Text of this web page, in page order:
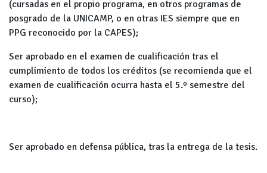
(cursadas en el propio programa, en otros programas de
posgrado de la UNICAMP, o en otras IES siempre que en
PPG reconocido por la CAPES);
Ser aprobado en el examen de cualificación tras el
cumplimiento de todos los créditos (se recomienda que el
examen de cualificación ocurra hasta el 5.º semestre del
curso);
Ser aprobado en defensa pública, tras la entrega de la tesis.